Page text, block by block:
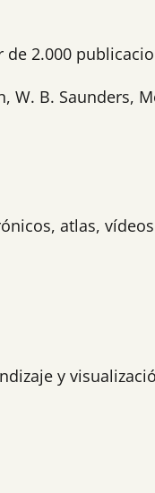
2.000
W. B. Saunders,
atlas,
y